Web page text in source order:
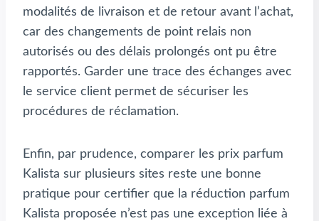
modalités de livraison et de retour avant l’achat,
car des changements de point relais non
autorisés ou des délais prolongés ont pu être
rapportés. Garder une trace des échanges avec
le service client permet de sécuriser les
procédures de réclamation.
Enfin, par prudence, comparer les prix parfum
Kalista sur plusieurs sites reste une bonne
pratique pour certifier que la réduction parfum
Kalista proposée n’est pas une exception liée à